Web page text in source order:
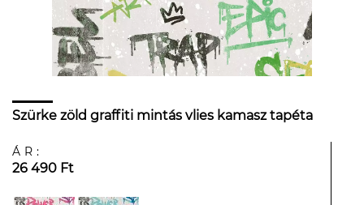
Szürke zöld graffiti mintás vlies kamasz tapéta
ÁR:
26 490 Ft